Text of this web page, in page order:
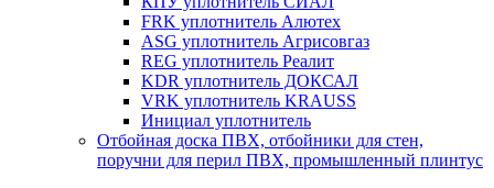
FRK уплотнитель Алютех
ASG уплотнитель Агрисовгаз
REG уплотнитель Реалит
KDR уплотнитель ДОКСАЛ
VRK уплотнитель KRAUSS
Инициал уплотнитель
Отбойная доска ПВХ, отбойники для стен,
поручни для перил ПВХ, промышленный плинтус